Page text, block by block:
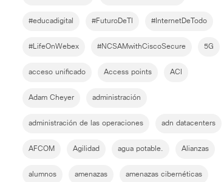
#educadigital #FuturoDeTI #InternetDeTodo
#LifeOnWebex #NCSAMwithCiscoSecure 5G
acceso unificado Access points ACI
Adam Cheyer administración
administración de las operaciones adn datacenters
AFCOM Agilidad agua potable. Alianzas
alumnos amenazas amenazas cibernéticas